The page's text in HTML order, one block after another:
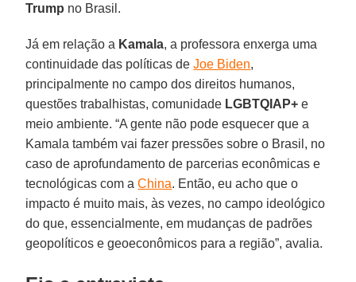
Trump no Brasil.
Já em relação a Kamala, a professora enxerga uma
continuidade das políticas deJoe Biden,
principalmente no campo dos direitos humanos,
questões trabalhistas, comunidade LGBTQIAP+ e
meio ambiente. “A gente não pode esquecer que a
Kamala também vai fazer pressões sobre o Brasil, no
caso de aprofundamento de parcerias econômicas e
tecnológicas com aChina. Então, eu acho que o
impacto é muito mais, às vezes, no campo ideológico
do que, essencialmente, em mudanças de padrões
geopolíticos e geoeconômicos para a região”, avalia.